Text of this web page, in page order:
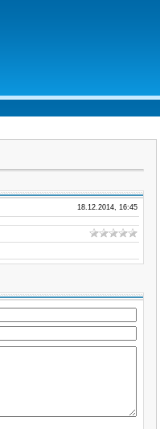
18.12.2014, 16:45